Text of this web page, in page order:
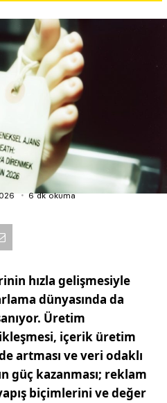
6 dk okuma
hızla gelişmesiyle
dünyasında da
Üretim
içerik üretim
artması ve veri odaklı
güç kazanması; reklam
biçimlerini ve değer